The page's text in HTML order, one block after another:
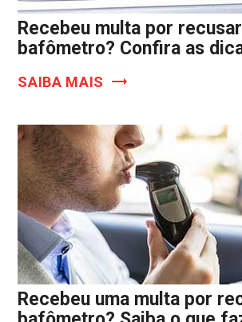
Recebeu multa por recusar
bafômetro? Confira as
SAIBA MAIS
Recebeu uma multa por